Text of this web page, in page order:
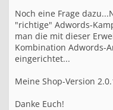
Noch eine Frage
"richtige" Adwords-
man die mit dieser
Kombination Adwords-
eingerichtet...
Meine Shop-Version
Danke Euch!